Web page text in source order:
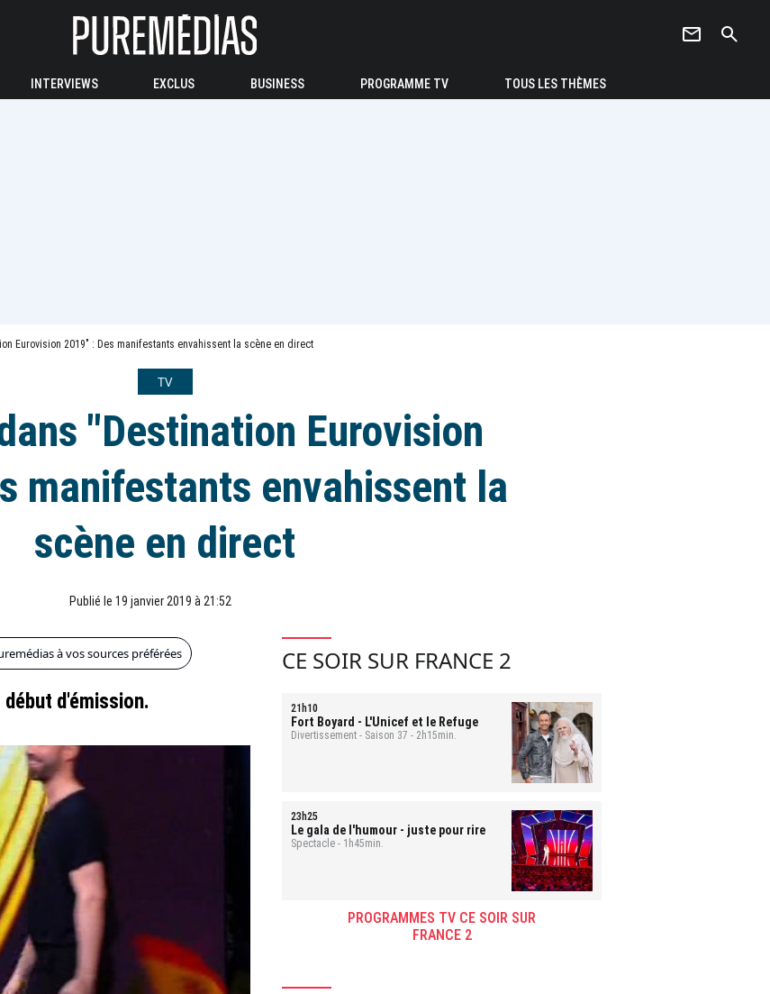
newsletter search
INTERVIEWS EXCLUS BUSINESS PROGRAMME TV TOUS LES THÈMES
Eurovision 2019" : Des manifestants envahissent la scène en direct
TV
"Destination Eurovision
manifestants envahissent la
scène en direct
Publié le 19 janvier 2019 à 21:52
à vos sources préférées
d'émission.
CE SOIR SUR FRANCE 2
21h10
Fort Boyard - L'Unicef et le Refuge
Divertissement - Saison 37 - 2h15min.
23h25
Le gala de l'humour - juste pour rire
Spectacle - 1h45min.
PROGRAMMES TV CE SOIR SUR
FRANCE 2